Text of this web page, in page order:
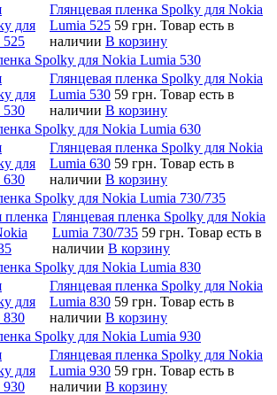
Глянцевая пленка Spolky для Nokia
Lumia 525 59 грн. Товар есть в
наличии В корзину
Spolky для Nokia Lumia 530
Глянцевая пленка Spolky для Nokia
Lumia 530 59 грн. Товар есть в
наличии В корзину
Spolky для Nokia Lumia 630
Глянцевая пленка Spolky для Nokia
Lumia 630 59 грн. Товар есть в
наличии В корзину
Spolky для Nokia Lumia 730/735
Глянцевая пленка Spolky для Nokia
Lumia 730/735 59 грн. Товар есть в
наличии В корзину
Spolky для Nokia Lumia 830
Глянцевая пленка Spolky для Nokia
Lumia 830 59 грн. Товар есть в
наличии В корзину
Spolky для Nokia Lumia 930
Глянцевая пленка Spolky для Nokia
Lumia 930 59 грн. Товар есть в
наличии В корзину